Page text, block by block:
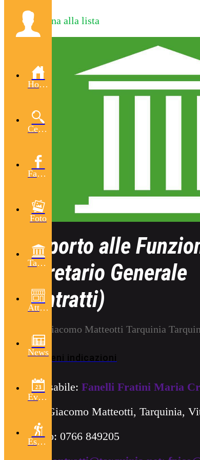
Home
Cerca
Facebook
Foto
Tarquinia
Attività
News
Eventi
Escursioni
Torna alla lista
Supporto alle
Segretario Generale
(Contratti)
Piazza Giacomo Matteotti Tarquinia
Ottieni indicazioni
Responsabile: Fanelli Fratini Maria
Piazza Giacomo Matteotti, Tarquinia,
Telefono: 0766 849205